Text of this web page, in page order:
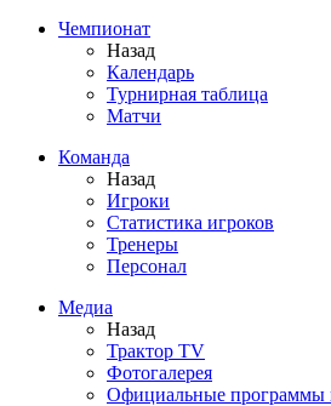
Чемпионат
Назад
Календарь
Турнирная таблица
Матчи
Команда
Назад
Игроки
Статистика игроков
Тренеры
Персонал
Медиа
Назад
Трактор TV
Фотогалерея
Официальные программы